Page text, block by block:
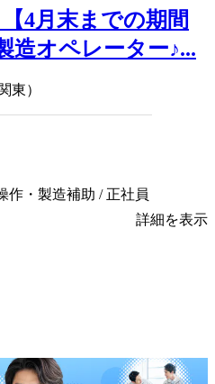
【4月末までの期間
造オペレーター♪...
東）
作・製造補助 / 正社員
詳細を表示